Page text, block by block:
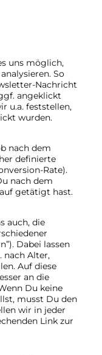
uns möglich,
So
Nachricht
angeklickt
u.a. feststellen,
wurden.
nach dem
definierte
Rate).
nach dem
getätigt hast.
auch, die
Dabei lassen
nach Alter,
Auf diese
an die
Du keine
musst Du den
wir in jeder
Link zur